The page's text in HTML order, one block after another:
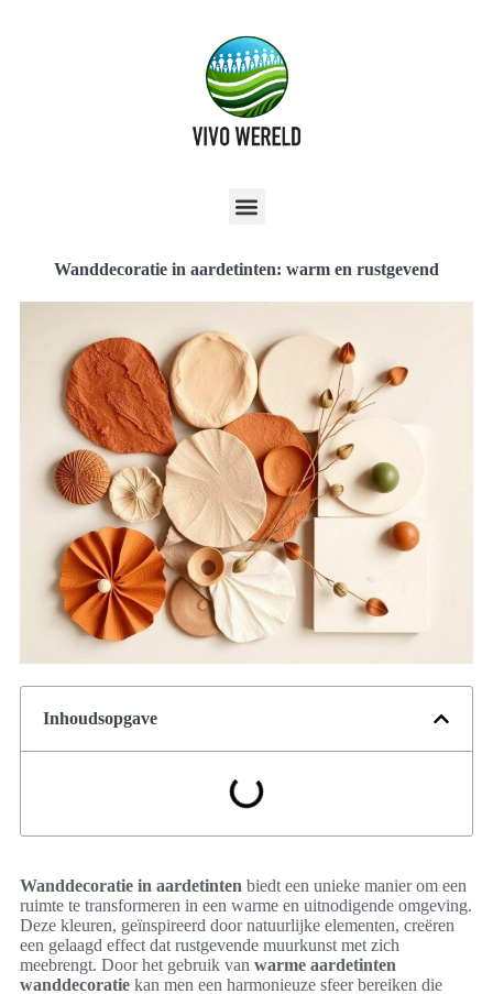
Wanddecoratie in aardetinten: warm en rustgevend
Inhoudsopgave
Wanddecoratie in aardetinten biedt een unieke manier om een
ruimte te transformeren in een warme en uitnodigende omgeving.
Deze kleuren, geïnspireerd door natuurlijke elementen, creëren
een gelaagd effect dat rustgevende muurkunst met zich
meebrengt. Door het gebruik van warme aardetinten
wanddecoratie kan men een harmonieuze sfeer bereiken die